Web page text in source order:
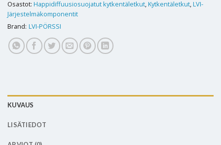
Osastot: Happidiffuusiosuojatut kytkentäletkut,Kytkentäletkut,LVI-
Järjestelmäkomponentit
Brand: LVI-PÖRSSI
KUVAUS
LISÄTIEDOT